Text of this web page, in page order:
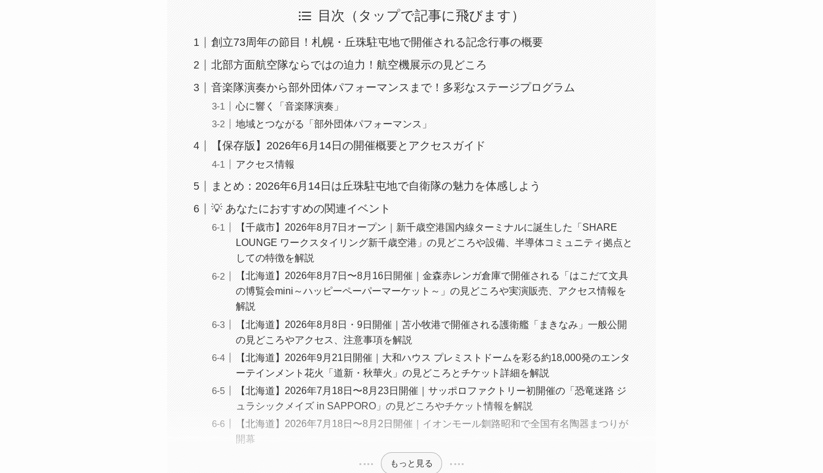
目次（タップで記事に飛びます）
創立73周年の節目！札幌・丘珠駐屯地で開催される記念行事の概要
北部方面航空隊ならではの迫力！航空機展示の見どころ
音楽隊演奏から部外団体パフォーマンスまで！多彩なステージプログラム
心に響く「音楽隊演奏」
地域とつながる「部外団体パフォーマンス」
【保存版】2026年6月14日の開催概要とアクセスガイド
アクセス情報
まとめ：2026年6月14日は丘珠駐屯地で自衛隊の魅力を体感しよう
💡 あなたにおすすめの関連イベント
【千歳市】2026年8月7日オープン｜新千歳空港国内線ターミナルに誕生した「SHARE
LOUNGE ワークスタイリング新千歳空港」の見どころや設備、半導体コミュニティ拠点と
しての特徴を解説
【北海道】2026年8月7日〜8月16日開催｜金森赤レンガ倉庫で開催される「はこだて文具
の博覧会mini～ハッピーペーパーマーケット～」の見どころや実演販売、アクセス情報を
解説
【北海道】2026年8月8日・9日開催｜苫小牧港で開催される護衛艦「まきなみ」一般公開
の見どころやアクセス、注意事項を解説
【北海道】2026年9月21日開催｜大和ハウス プレミストドームを彩る約18,000発のエンタ
ーテインメント花火「道新・秋華火」の見どころとチケット詳細を解説
【北海道】2026年7月18日〜8月23日開催｜サッポロファクトリー初開催の「恐竜迷路 ジ
ュラシックメイズ in SAPPORO」の見どころやチケット情報を解説
【北海道】2026年7月18日〜8月2日開催｜イオンモール釧路昭和で全国有名陶器まつりが
開幕
もっと見る